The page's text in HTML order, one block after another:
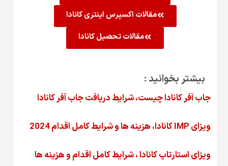
مقالات اکسپرس اینتری کانادا
مقالات تحصیل کانادا
بیشتر بخوانید :
جاب آفر کانادا چیست، شرایط دریافت جاب آفر کانادا
ویزای IMP کانادا، هزینه ها و شرایط کامل اقدام 2024
ویزای استارتاپ کانادا ، شرایط کامل اقدام و هزینه ها